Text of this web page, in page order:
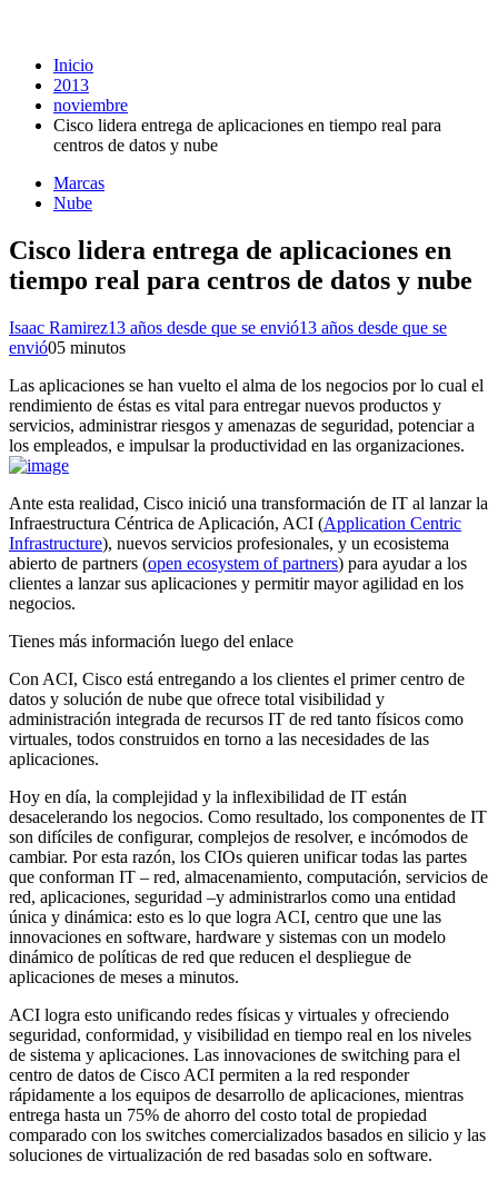
Inicio
2013
noviembre
Cisco lidera entrega de aplicaciones en tiempo real para
centros de datos y nube
Marcas
Nube
Cisco lidera entrega de aplicaciones en
tiempo real para centros de datos y nube
Isaac Ramirez13 años desde que se envió13 años desde que se
envió05 minutos
Las aplicaciones se han vuelto el alma de los negocios por lo cual el
rendimiento de éstas es vital para entregar nuevos productos y
servicios, administrar riesgos y amenazas de seguridad, potenciar a
los empleados, e impulsar la productividad en las organizaciones.
Ante esta realidad, Cisco inició una transformación de IT al lanzar la
Infraestructura Céntrica de Aplicación, ACI (Application Centric
Infrastructure), nuevos servicios profesionales, y un ecosistema
abierto de partners (open ecosystem of partners) para ayudar a los
clientes a lanzar sus aplicaciones y permitir mayor agilidad en los
negocios.
Tienes más información luego del enlace
Con ACI, Cisco está entregando a los clientes el primer centro de
datos y solución de nube que ofrece total visibilidad y
administración integrada de recursos IT de red tanto físicos como
virtuales, todos construidos en torno a las necesidades de las
aplicaciones.
Hoy en día, la complejidad y la inflexibilidad de IT están
desacelerando los negocios. Como resultado, los componentes de IT
son difíciles de configurar, complejos de resolver, e incómodos de
cambiar. Por esta razón, los CIOs quieren unificar todas las partes
que conforman IT – red, almacenamiento, computación, servicios de
red, aplicaciones, seguridad –y administrarlos como una entidad
única y dinámica: esto es lo que logra ACI, centro que une las
innovaciones en software, hardware y sistemas con un modelo
dinámico de políticas de red que reducen el despliegue de
aplicaciones de meses a minutos.
ACI logra esto unificando redes físicas y virtuales y ofreciendo
seguridad, conformidad, y visibilidad en tiempo real en los niveles
de sistema y aplicaciones. Las innovaciones de switching para el
centro de datos de Cisco ACI permiten a la red responder
rápidamente a los equipos de desarrollo de aplicaciones, mientras
entrega hasta un 75% de ahorro del costo total de propiedad
comparado con los switches comercializados basados en silicio y las
soluciones de virtualización de red basadas solo en software.